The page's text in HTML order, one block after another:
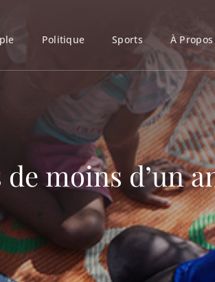
Politique Sports À Propos
moins d’un